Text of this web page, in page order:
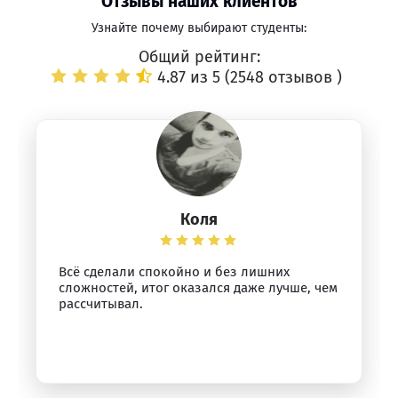
Узнайте почему выбирают студенты:
Общий рейтинг:
4.87 из 5 (2548 отзывов )
Коля
Всё сделали спокойно и без лишних
сложностей, итог оказался даже лучше, чем
рассчитывал.